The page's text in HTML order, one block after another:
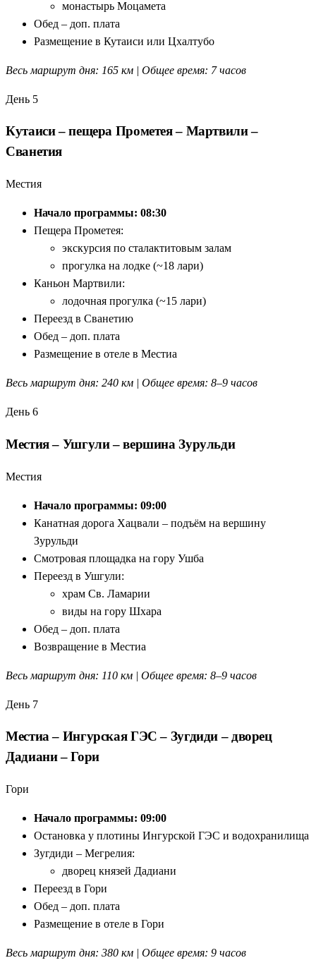
монастырь Моцамета
Обед – доп. плата
Размещение в Кутаиси или Цхалтубо
Весь маршрут дня: 165 км | Общее время: 7 часов
День 5
Кутаиси – пещера Прометея – Мартвили –
Сванетия
Местия
Начало программы: 08:30
Пещера Прометея:
экскурсия по сталактитовым залам
прогулка на лодке (~18 лари)
Каньон Мартвили:
лодочная прогулка (~15 лари)
Переезд в Сванетию
Обед – доп. плата
Размещение в отеле в Местиа
Весь маршрут дня: 240 км | Общее время: 8–9 часов
День 6
Местия – Ушгули – вершина Зурульди
Местия
Начало программы: 09:00
Канатная дорога Хацвали – подъём на вершину
Зурульди
Смотровая площадка на гору Ушба
Переезд в Ушгули:
храм Св. Ламарии
виды на гору Шхара
Обед – доп. плата
Возвращение в Местиа
Весь маршрут дня: 110 км | Общее время: 8–9 часов
День 7
Местиа – Ингурская ГЭС – Зугдиди – дворец
Дадиани – Гори
Гори
Начало программы: 09:00
Остановка у плотины Ингурской ГЭС и водохранилища
Зугдиди – Мегрелия:
дворец князей Дадиани
Переезд в Гори
Обед – доп. плата
Размещение в отеле в Гори
Весь маршрут дня: 380 км | Общее время: 9 часов